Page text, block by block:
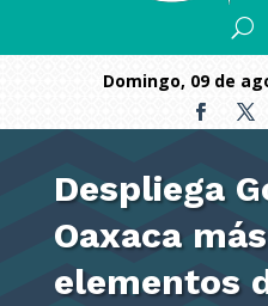
domingo, 09 de
Despliega
Oaxaca
elementos